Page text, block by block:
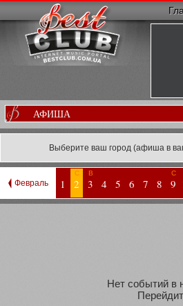
АФИША
Выберите ваш город (афиша в
Февраль 1
С
2
В
3 4 5 6 7 8
С
9
Нет событий в